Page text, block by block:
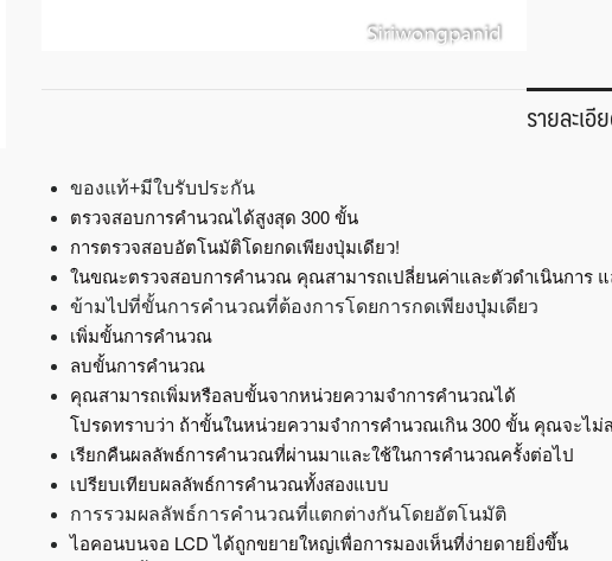
รายละเ
ของแท้+มีใบรับประกัน
ตรวจสอบการคำนวณได้สูงสุด 300 ขั้น
การตรวจสอบอัตโนมัติโดยกดเพียงปุ่มเดียว!
ในขณะตรวจสอบการคำนวณ คุณสามารถเปลี่ยนค่าและตัวดำเนินการ
ข้ามไปที่ขั้นการคำนวณที่ต้องการโดยการกดเพียงปุ่มเดียว
เพิ่มขั้นการคำนวณ
ลบขั้นการคำนวณ
คุณสามารถเพิ่มหรือลบขั้นจากหน่วยความจำการคำนวณได้
โปรดทราบว่า ถ้าขั้นในหน่วยความจำการคำนวณเกิน 300 ขั้น คุณจะไ
เรียกคืนผลลัพธ์การคำนวณที่ผ่านมาและใช้ในการคำนวณครั้งต่อไป
เปรียบเทียบผลลัพธ์การคำนวณทั้งสองแบบ
การรวมผลลัพธ์การคำนวณที่แตกต่างกันโดยอัตโนมัติ
ไอคอนบนจอ LCD ได้ถูกขยายใหญ่เพื่อการมองเห็นที่ง่ายดายยิ่งขึ้น